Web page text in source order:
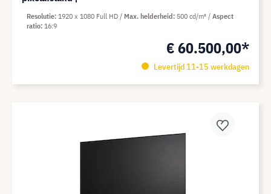
€ 60.500,00*
Levertijd 11-15 werkdagen
Resolutie 1920 x 1080 Full HD Max. helderheid 500 cd/m²
Aspect
ratio 16:9